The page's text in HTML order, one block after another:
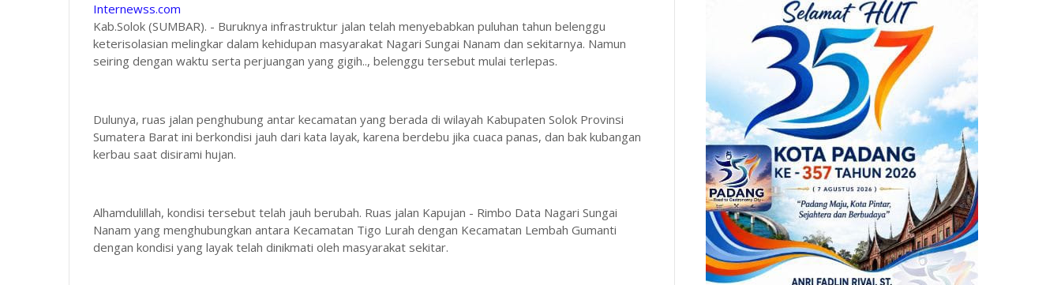
Internewss.com
Kab.Solok (SUMBAR). - Buruknya infrastruktur jalan telah menyebabkan puluhan tahun belenggu
keterisolasian melingkar dalam kehidupan masyarakat Nagari Sungai Nanam dan sekitarnya. Namun
seiring dengan waktu serta perjuangan yang gigih.., belenggu tersebut mulai terlepas.
Dulunya, ruas jalan penghubung antar kecamatan yang berada di wilayah Kabupaten Solok Provinsi
Sumatera Barat ini berkondisi jauh dari kata layak, karena berdebu jika cuaca panas, dan bak kubangan
kerbau saat disirami hujan.
Alhamdulillah, kondisi tersebut telah jauh berubah. Ruas jalan Kapujan - Rimbo Data Nagari Sungai
Nanam yang menghubungkan antara Kecamatan Tigo Lurah dengan Kecamatan Lembah Gumanti
dengan kondisi yang layak telah dinikmati oleh masyarakat sekitar.